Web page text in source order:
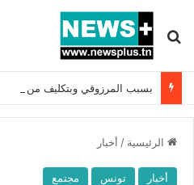
بحث عن
الرئيسية / أخبار
أخبار تونس مجتمع